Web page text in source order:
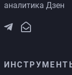
аналитика Дзен